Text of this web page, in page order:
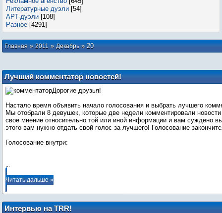
Литературные дуэли [54]
АРТ-дуэли [108]
Разное [4291]
Главная»2011 » Декабрь » 20
Лучший комментатор новостей!
Дорогие друзья!
Настало время объявить начало голосования и выбрать лучшего
Мы отобрали 8 девушек, которые две недели комментировали
свое мнение относительно той или иной информации и вам суждено
этого вам нужно отдать свой голос за лучшего! Голосование
Голосование внутри:
Читать дальше »
Интервью на TRR!